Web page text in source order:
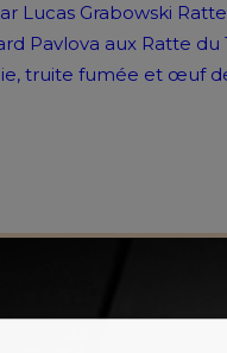
Lucas Grabowski
Pavlova aux Ratte
truite fumée et œuf